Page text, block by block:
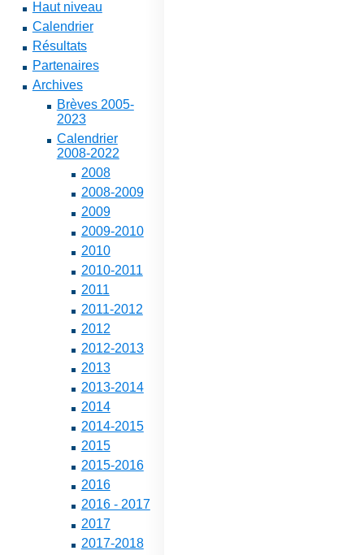
Haut niveau
Calendrier
Résultats
Partenaires
Archives
Brèves 2005-
2023
Calendrier
2008-2022
2008
2008-2009
2009
2009-2010
2010
2010-2011
2011
2011-2012
2012
2012-2013
2013
2013-2014
2014
2014-2015
2015
2015-2016
2016
2016 - 2017
2017
2017-2018